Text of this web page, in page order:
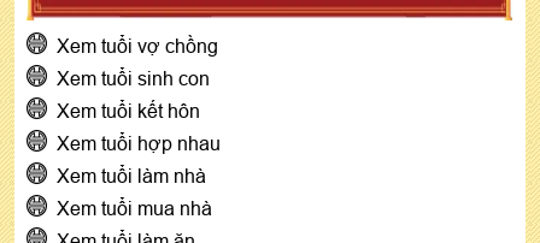
Xem tuổi vợ chồng
Xem tuổi sinh con
Xem tuổi kết hôn
Xem tuổi hợp nhau
Xem tuổi làm nhà
Xem tuổi mua nhà